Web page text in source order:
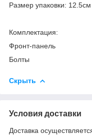
Размер упаковки:
Комплектация:
Фронт-панель
Болты
Скрыть
Условия доставки
Доставка